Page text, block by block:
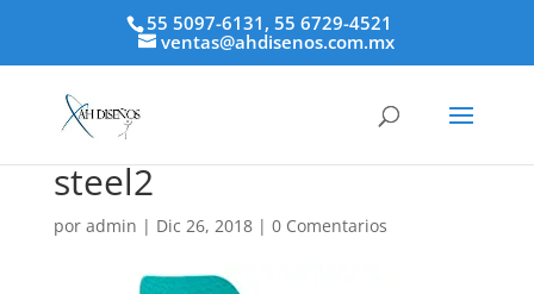
55 5097-6131, 55 6729-4521
ventas@ahdisenos.com.mx
steel2
por admin | Dic 26, 2018| 0 Comentarios